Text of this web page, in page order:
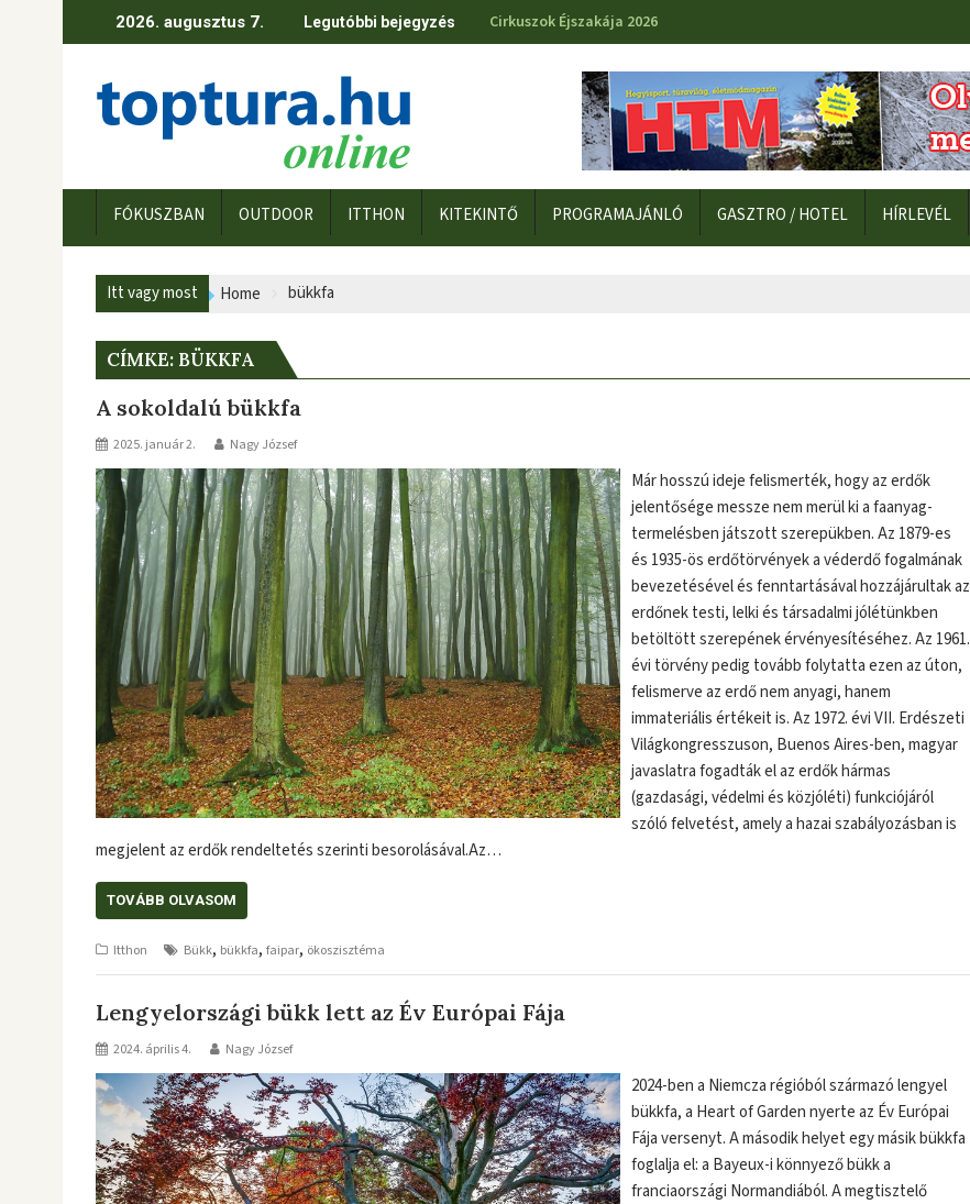
2026. augusztus 7. Legutóbbi bejegyzés Cirkuszok Éjszakája 2026
FÓKUSZBAN OUTDOOR ITTHON KITEKINTŐ PROGRAMAJÁNLÓ GASZTRO / HOTEL HÍRLEVÉL
Itt vagy most Home bükkfa
CÍMKE: BÜKKFA
A sokoldalú bükkfa
2025. január 2. Nagy József
Már hosszú ideje felismerték, hogy az erdők
jelentősége messze nem merül ki a faanyag-
termelésben játszott szerepükben. Az 1879-es
és 1935-ös erdőtörvények a véderdő fogalmának
bevezetésével és fenntartásával hozzájárultak az
erdőnek testi, lelki és társadalmi jólétünkben
betöltött szerepének érvényesítéséhez. Az 1961.
évi törvény pedig tovább folytatta ezen az úton,
felismerve az erdő nem anyagi, hanem
immateriális értékeit is. Az 1972. évi VII. Erdészeti
Világkongresszuson, Buenos Aires-ben, magyar
javaslatra fogadták el az erdők hármas
(gazdasági, védelmi és közjóléti) funkciójáról
szóló felvetést, amely a hazai szabályozásban is
megjelent az erdők rendeltetés szerinti besorolásával.Az…
TOVÁBB OLVASOM
Itthon Bükk, bükkfa, faipar, ökoszisztéma
Lengyelországi bükk lett az Év Európai Fája
2024. április 4. Nagy József
2024-ben a Niemcza régióból származó lengyel
bükkfa, a Heart of Garden nyerte az Év Európai
Fája versenyt. A második helyet egy másik bükkfa
foglalja el: a Bayeux-i könnyező bükk a
franciaországi Normandiából. A megtisztelő